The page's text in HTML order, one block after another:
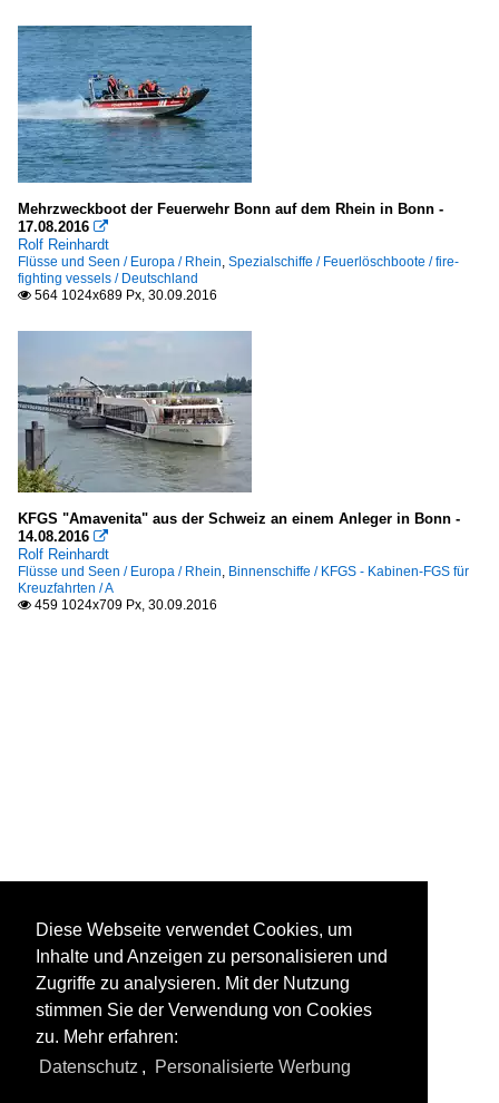
Mehrzweckboot der Feuerwehr Bonn auf dem Rhein in Bonn -
17.08.2016 
Rolf Reinhardt
Flüsse und Seen / Europa / Rhein, Spezialschiffe / Feuerlöschboote / fire-
fighting vessels / Deutschland
 564 1024x689 Px, 30.09.2016
KFGS "Amavenita" aus der Schweiz an einem Anleger in Bonn -
14.08.2016 
Rolf Reinhardt
Flüsse und Seen / Europa / Rhein, Binnenschiffe / KFGS - Kabinen-FGS für
Kreuzfahrten / A
 459 1024x709 Px, 30.09.2016
Diese Webseite verwendet Cookies, um
Inhalte und Anzeigen zu personalisieren und
Zugriffe zu analysieren. Mit der Nutzung
stimmen Sie der Verwendung von Cookies
zu. Mehr erfahren:
Datenschutz , Personalisierte Werbung